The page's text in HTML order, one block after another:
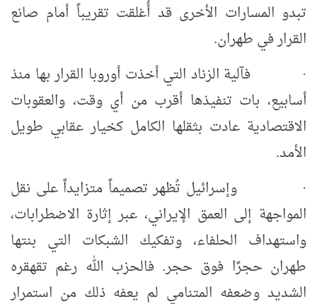
تبدو المسارات الأخرى قد أُغلقت تقريباً أمام صانع
القرار في طهران.
·
فآلية الزناد التي أخذت أوروبا القرار بها منذ
أسابيع، بات تنفيذها أقرب من أي وقت، والعقوبات
الاقتصادية عادت بثقلها الكامل كخيار عقابي طويل
الأمد.
·
وإسرائيل تُظهر تصميماً متزايداً على نقل
المواجهة إلى العمق الإيراني، عبر إثارة الاضطرابات،
واستهداف الحلفاء، وتفكيك الشبكات التي بنتها
طهران حجرًا فوق حجر. فالحزب الله رغم تقهقره
الشديد وضعفه المتنامي لم يعفه ذلك من استمرار